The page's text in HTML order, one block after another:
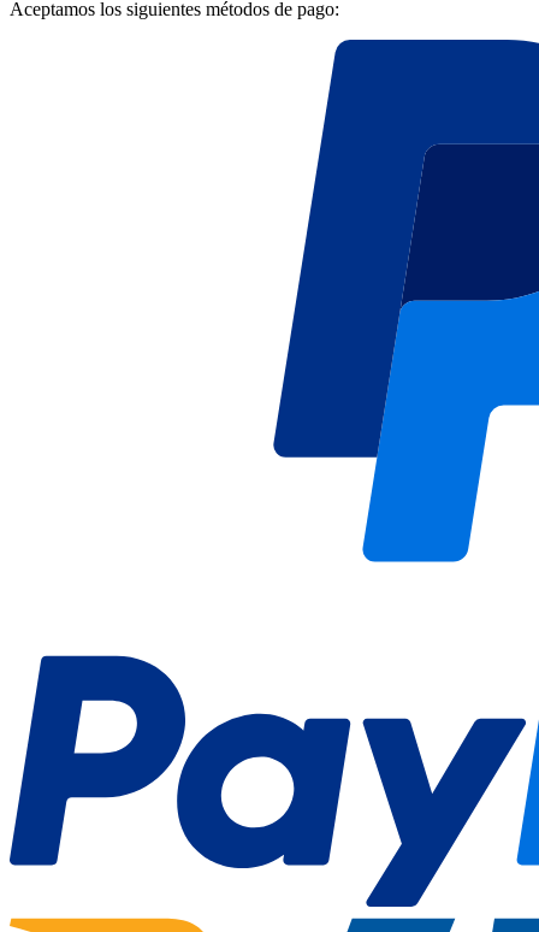
Aceptamos los siguientes métodos de pago: